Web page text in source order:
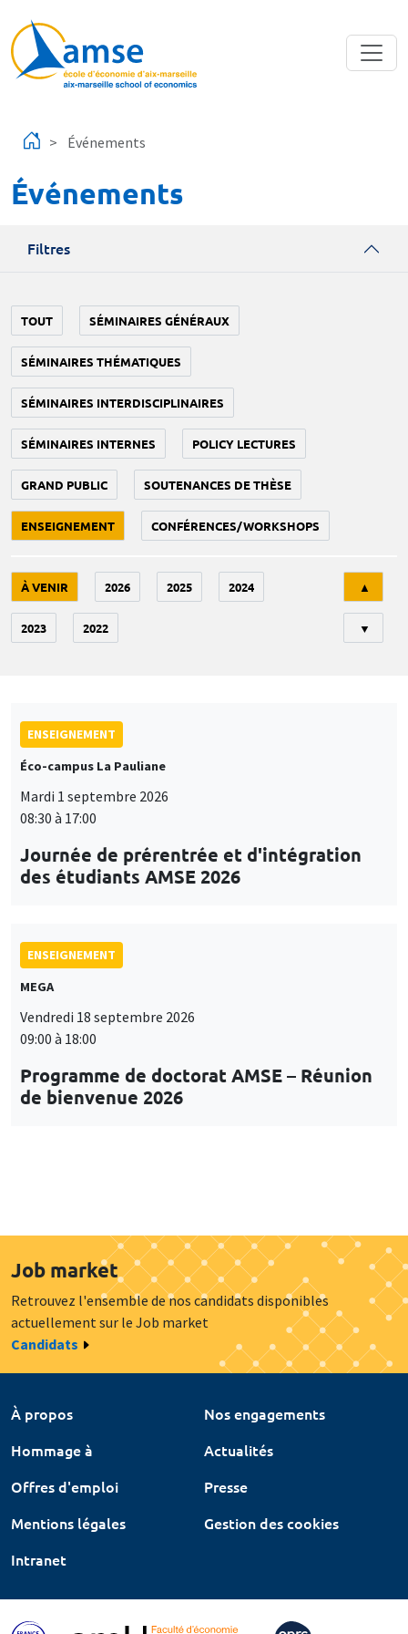
Événements
Événements
Filtres
TOUT SÉMINAIRES GÉNÉRAUX
SÉMINAIRES THÉMATIQUES
SÉMINAIRES INTERDISCIPLINAIRES
SÉMINAIRES INTERNES POLICY LECTURES
GRAND PUBLIC SOUTENANCES DE THÈSE
ENSEIGNEMENT CONFÉRENCES/WORKSHOPS
À VENIR 2026 2025 2024
2023 2022
▲
▼
ENSEIGNEMENT
Éco-campus La Pauliane
Mardi 1 septembre 2026
08:30 à 17:00
Journée de prérentrée et d'intégration
des étudiants AMSE 2026
ENSEIGNEMENT
MEGA
Vendredi 18 septembre 2026
09:00 à 18:00
Programme de doctorat AMSE – Réunion
de bienvenue 2026
Job market
Retrouvez l'ensemble de nos candidats disponibles
actuellement sur le Job market
Candidats
À propos
Nos engagements
Hommage à
Actualités
Offres d'emploi
Presse
Mentions légales
Gestion des cookies
Intranet